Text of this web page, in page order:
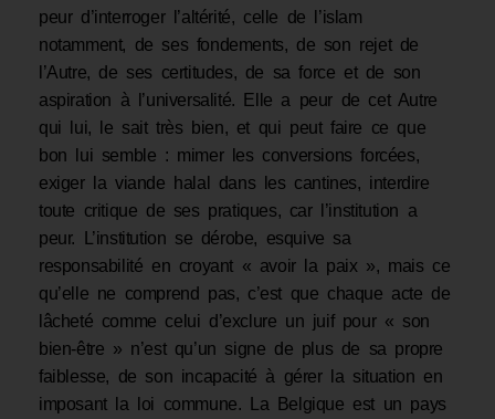
peur d’interroger l’altérité, celle de l’islam
notamment, de ses fondements, de son rejet de
l’Autre, de ses certitudes, de sa force et de son
aspiration à l’universalité. Elle a peur de cet Autre
qui lui, le sait très bien, et qui peut faire ce que
bon lui semble : mimer les conversions forcées,
exiger la viande halal dans les cantines, interdire
toute critique de ses pratiques, car l’institution a
peur. L’institution se dérobe, esquive sa
responsabilité en croyant « avoir la paix », mais ce
qu’elle ne comprend pas, c’est que chaque acte de
lâcheté comme celui d’exclure un juif pour « son
bien-être » n’est qu’un signe de plus de sa propre
faiblesse, de son incapacité à gérer la situation en
imposant la loi commune. La Belgique est un pays